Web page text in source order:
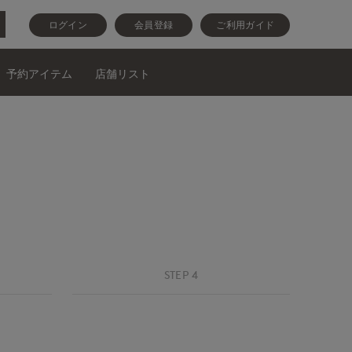
ログイン 会員登録 ご利用ガイド
予約アイテム 店舗リスト
STEP 4